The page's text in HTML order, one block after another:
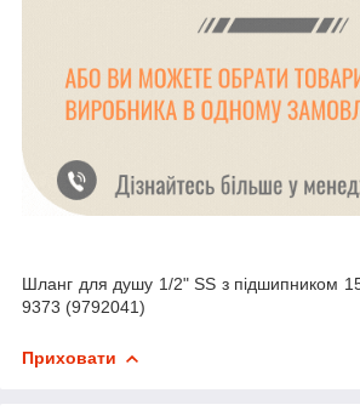
Шланг для душу 1/2" SS з підшипником
9373 (9792041)
Приховати